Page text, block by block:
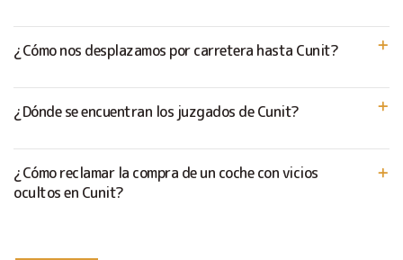
¿Cómo nos desplazamos por carretera hasta Cunit?
¿Dónde se encuentran los juzgados de Cunit?
¿Cómo reclamar la compra de un coche con vicios
ocultos en Cunit?